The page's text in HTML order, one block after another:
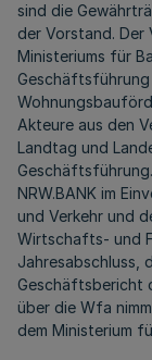
sind die
der Vorstand.
Ministeriums für
Akteure aus den
Landtag und
NRW.BANK im
und Verkehr und
Wirtschafts- und
Jahresabschluss,
Geschäftsbericht
über die Wfa
dem Ministerium